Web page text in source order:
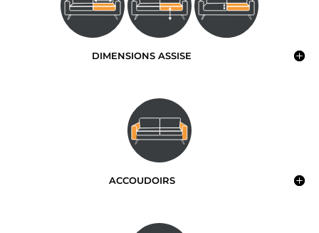
DIMENSIONS ASSISE
ACCOUDOIRS